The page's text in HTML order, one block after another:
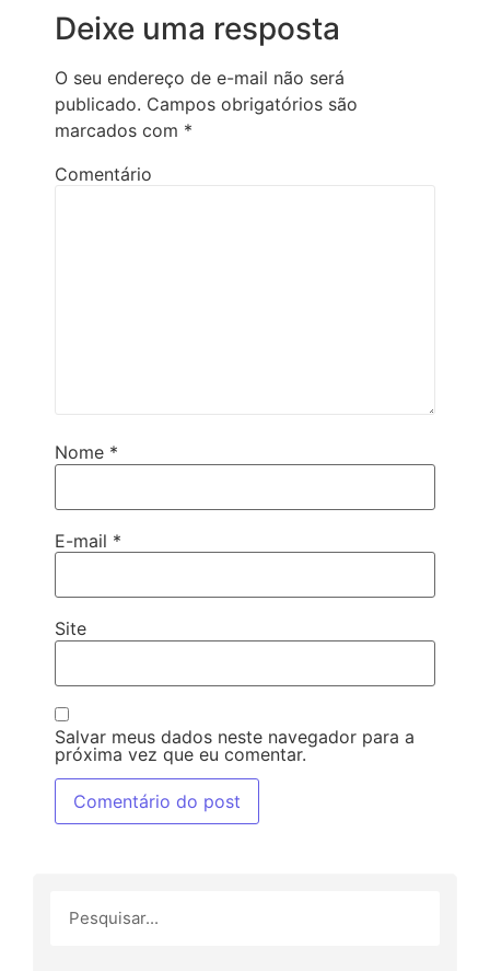
Deixe uma resposta
O seu endereço de e-mail não será
publicado. Campos obrigatórios são
marcados com *
Comentário
Nome *
E-mail *
Site
Salvar meus dados neste navegador para a
próxima vez que eu comentar.